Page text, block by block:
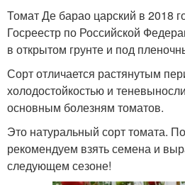
Томат Де барао царский в 2018
Госреестр по Российской
в открытом грунте и под
Сорт отличается растянутым
холодостойкостью и
основным болезням томатов.
Это натуральный сорт томата.
рекомендуем взять семена и
следующем сезоне!